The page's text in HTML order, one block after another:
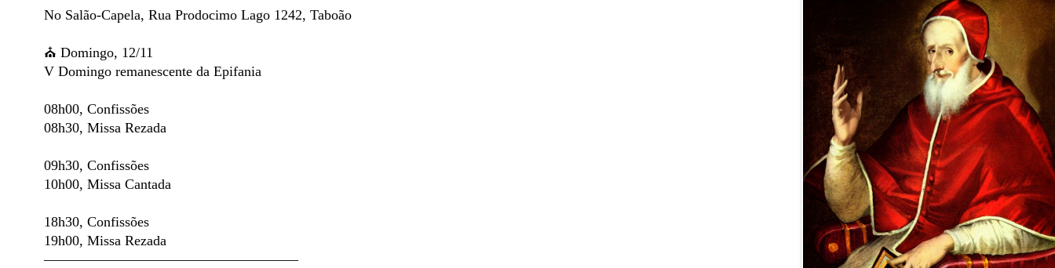
No Salão-Capela, Rua Prodocimo Lago 1242, Taboão
⛪️ Domingo, 12/11
V Domingo remanescente da Epifania
08h00, Confissões
08h30, Missa Rezada
09h30, Confissões
10h00, Missa Cantada
18h30, Confissões
19h00, Missa Rezada
——————————————————